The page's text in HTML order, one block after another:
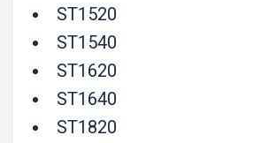
ST1520
ST1540
ST1620
ST1640
ST1820